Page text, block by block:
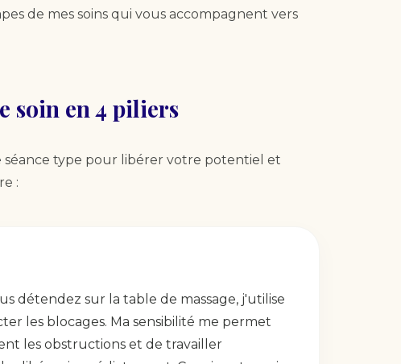
de mes soins qui vous accompagnent vers
soin en 4 piliers
séance type pour libérer votre potentiel et
:
détendez sur la table de massage, j'utilise
les blocages. Ma sensibilité me permet
les obstructions et de travailler